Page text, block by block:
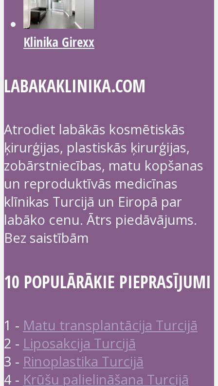
Klinika Girexx
LABAKAKLINIKA.COM
Atrodiet labākās kosmētiskās
ķirurģijas, plastiskās ķirurģijas,
zobārstniecības, matu kopšanas
un reproduktīvās medicīnas
klīnikas Turcijā un Eiropā par
labāko cenu. Ātrs piedāvājums.
Bez saistībām
10 POPULĀRĀKIE PIEPRASĪJUMI
1 - Matu transplantācija Turcijā
2 - Liposakcija Turcijā
3 - Rinoplastika Turcijā
4 - Krūšu palielināšana Turcijā